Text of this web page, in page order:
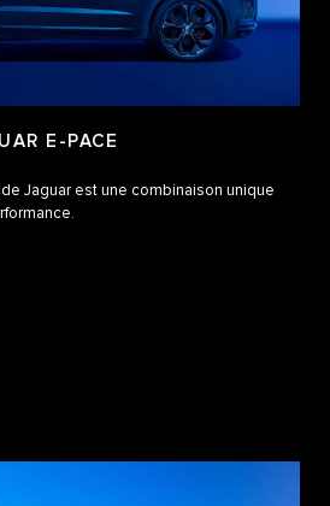
E-PACE
Jaguar est une combinaison unique